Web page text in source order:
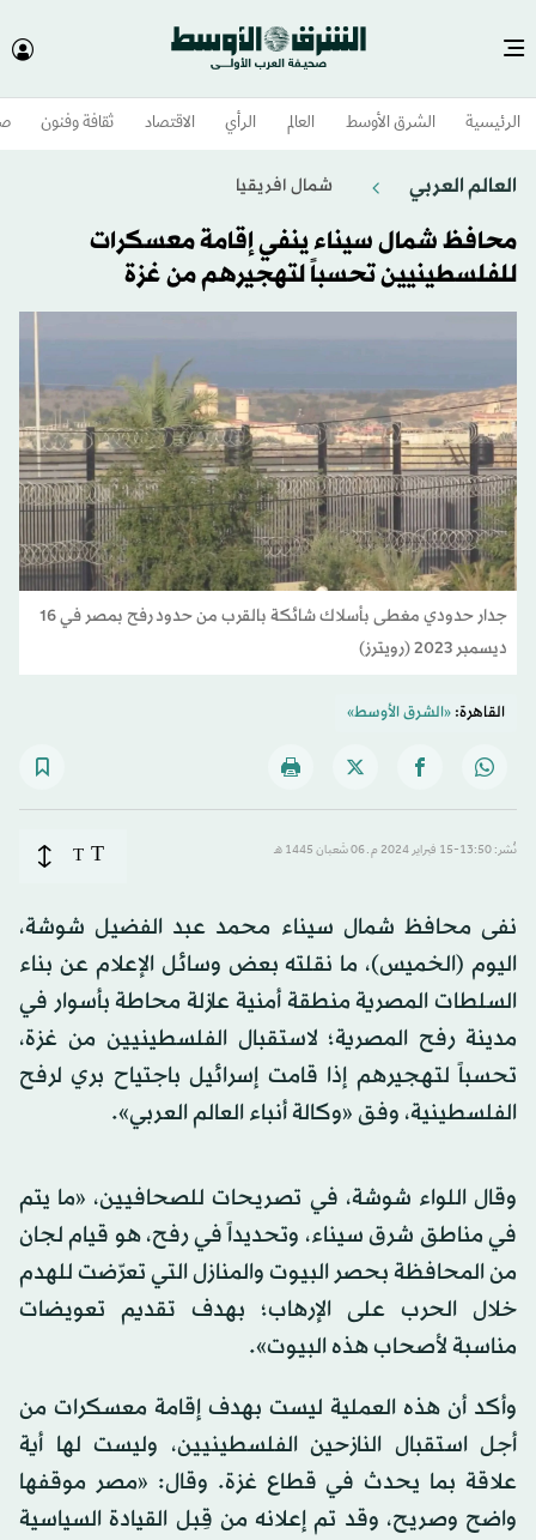
الرئيسية الشرق الأوسط​ العالم الرأي الاقتصاد ثقافة وفنون
العالم العربي شمال افريقيا
محافظ شمال سيناء ينفي إقامة معسكرات
للفلسطينيين تحسباً لتهجيرهم من غزة
جدار حدودي مغطى بأسلاك شائكة بالقرب من حدود رفح بمصر في 16
ديسمبر 2023 (رويترز)
القاهرة:«الشرق الأوسط»
نُشر: 13:50-15 فبراير 2024 م ـ 06 شَعبان 1445 هـ T
T
نفى محافظ شمال سيناء محمد عبد الفضيل شوشة،
اليوم (الخميس)، ما نقلته بعض وسائل الإعلام عن بناء
السلطات المصرية منطقة أمنية عازلة محاطة بأسوار في
مدينة رفح المصرية؛ لاستقبال الفلسطينيين من غزة،
تحسباً لتهجيرهم إذا قامت إسرائيل باجتياح بري لرفح
الفلسطينية، وفق «وكالة أنباء العالم العربي».
وقال اللواء شوشة، في تصريحات للصحافيين، «ما يتم
في مناطق شرق سيناء، وتحديداً في رفح، هو قيام لجان
من المحافظة بحصر البيوت والمنازل التي تعرّضت للهدم
خلال الحرب على الإرهاب؛ بهدف تقديم تعويضات
مناسبة لأصحاب هذه البيوت».
وأكد أن هذه العملية ليست بهدف إقامة معسكرات من
أجل استقبال النازحين الفلسطينيين، وليست لها أية
علاقة بما يحدث في قطاع غزة. وقال: «مصر موقفها
واضح وصريح، وقد تم إعلانه من قِبل القيادة السياسية